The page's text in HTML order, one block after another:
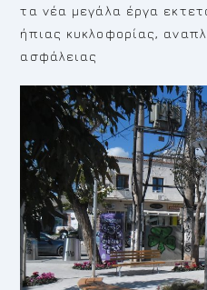
τα νέα μεγάλα έργα
ήπιας κυκλοφορίας,
ασφάλειας